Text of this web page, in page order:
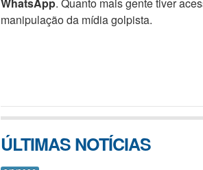
manipulação da mídia golpista.
ÚLTIMAS NOTÍCIAS